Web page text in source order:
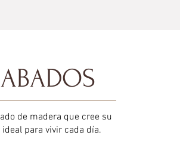
de madera que cree su
para vivir cada día.